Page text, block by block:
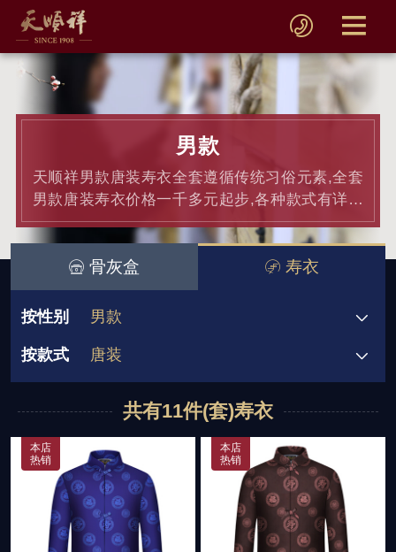
男款
天顺祥男款唐装寿衣全套遵循传统习俗元素,全套
男款唐装寿衣价格一千多元起步,各种款式有详细
的图片盒价格介绍.
骨灰盒 寿衣
按性别 男款
男款
按款式 唐装
中山装
共有11件(套)寿衣
本店
热销
本店
热销